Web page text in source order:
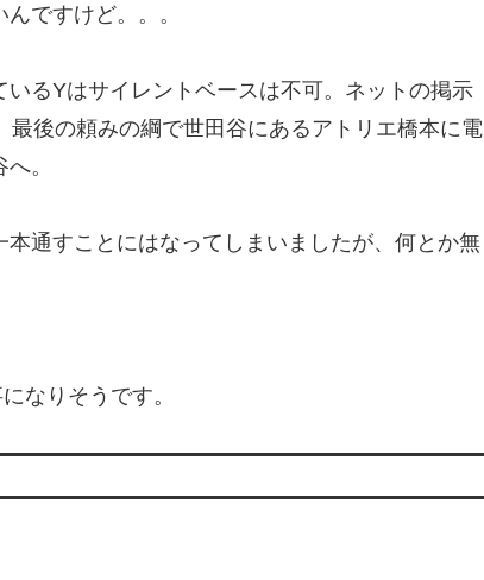
ですけど。。。
るYはサイレントベースは不可。ネットの掲示
後の頼みの綱で世田谷にあるアトリエ橋本に電
。
通すことにはなってしまいましたが、何とか無
なりそうです。